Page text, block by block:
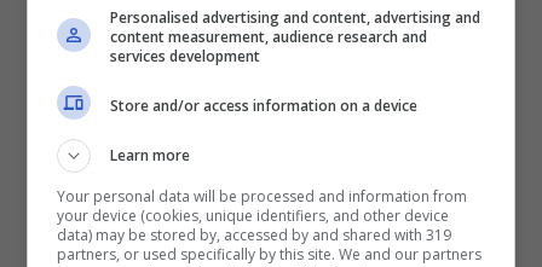
Conte ha poi aperto il capitolo relativo al
l’offerta giusta, mentre l’attaccante
continua a lavorare nel ritiro di Dimaro:
Victor–ha detto il nuovo tecnico del
Napoli – parliamo di un professionista, un
Personalised advertising and content, advertising and
content measurement, audience research and
services development
Store and/or access information on a device
Learn more
Your personal data will be processed and information from
your device (cookies, unique identifiers, and other device
data) may be stored by, accessed by and shared with 319
partners, or used specifically by this site. We and our partners